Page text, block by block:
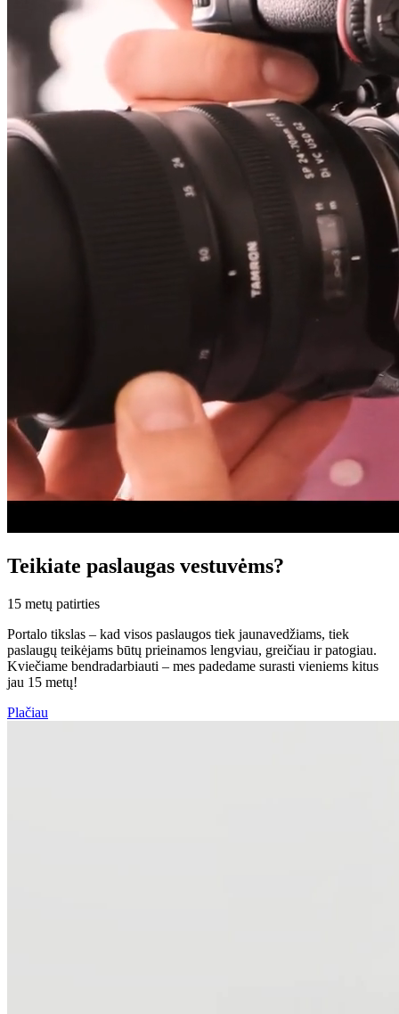
Teikiate paslaugas vestuvėms?
15 metų patirties
Portalo tikslas – kad visos paslaugos tiek jaunavedžiams, tiek
paslaugų teikėjams būtų prieinamos lengviau, greičiau ir patogiau.
Kviečiame bendradarbiauti – mes padedame surasti vieniems kitus
jau 15 metų!
Plačiau